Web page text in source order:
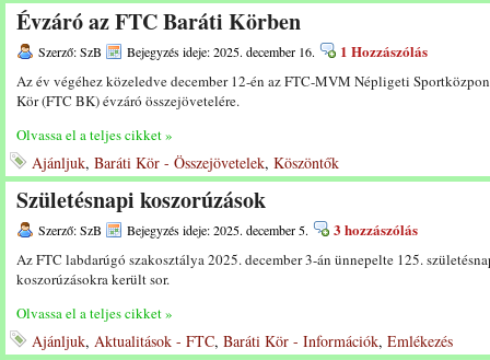
Évzáró az FTC Baráti Körben
Szerző: SzB Bejegyzés ideje: 2025. december 16. 1 Hozzászólás
Az év végéhez közeledve december 12-én az FTC-MVM Népligeti
Kör (FTC BK) évzáró összejövetelére.
Olvassa el a teljes cikket »
Ajánljuk, Baráti Kör - Összejövetelek, Köszöntők
Születésnapi koszorúzások
Szerző: SzB Bejegyzés ideje: 2025. december 5. 3 hozzászólás
Az FTC labdarúgó szakosztálya 2025. december 3-án ünnepelte 125.
koszorúzásokra került sor.
Olvassa el a teljes cikket »
Ajánljuk, Aktualitások - FTC, Baráti Kör - Információk, Emlékezés